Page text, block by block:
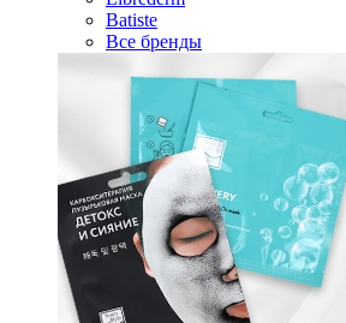
Batiste
Все бренды